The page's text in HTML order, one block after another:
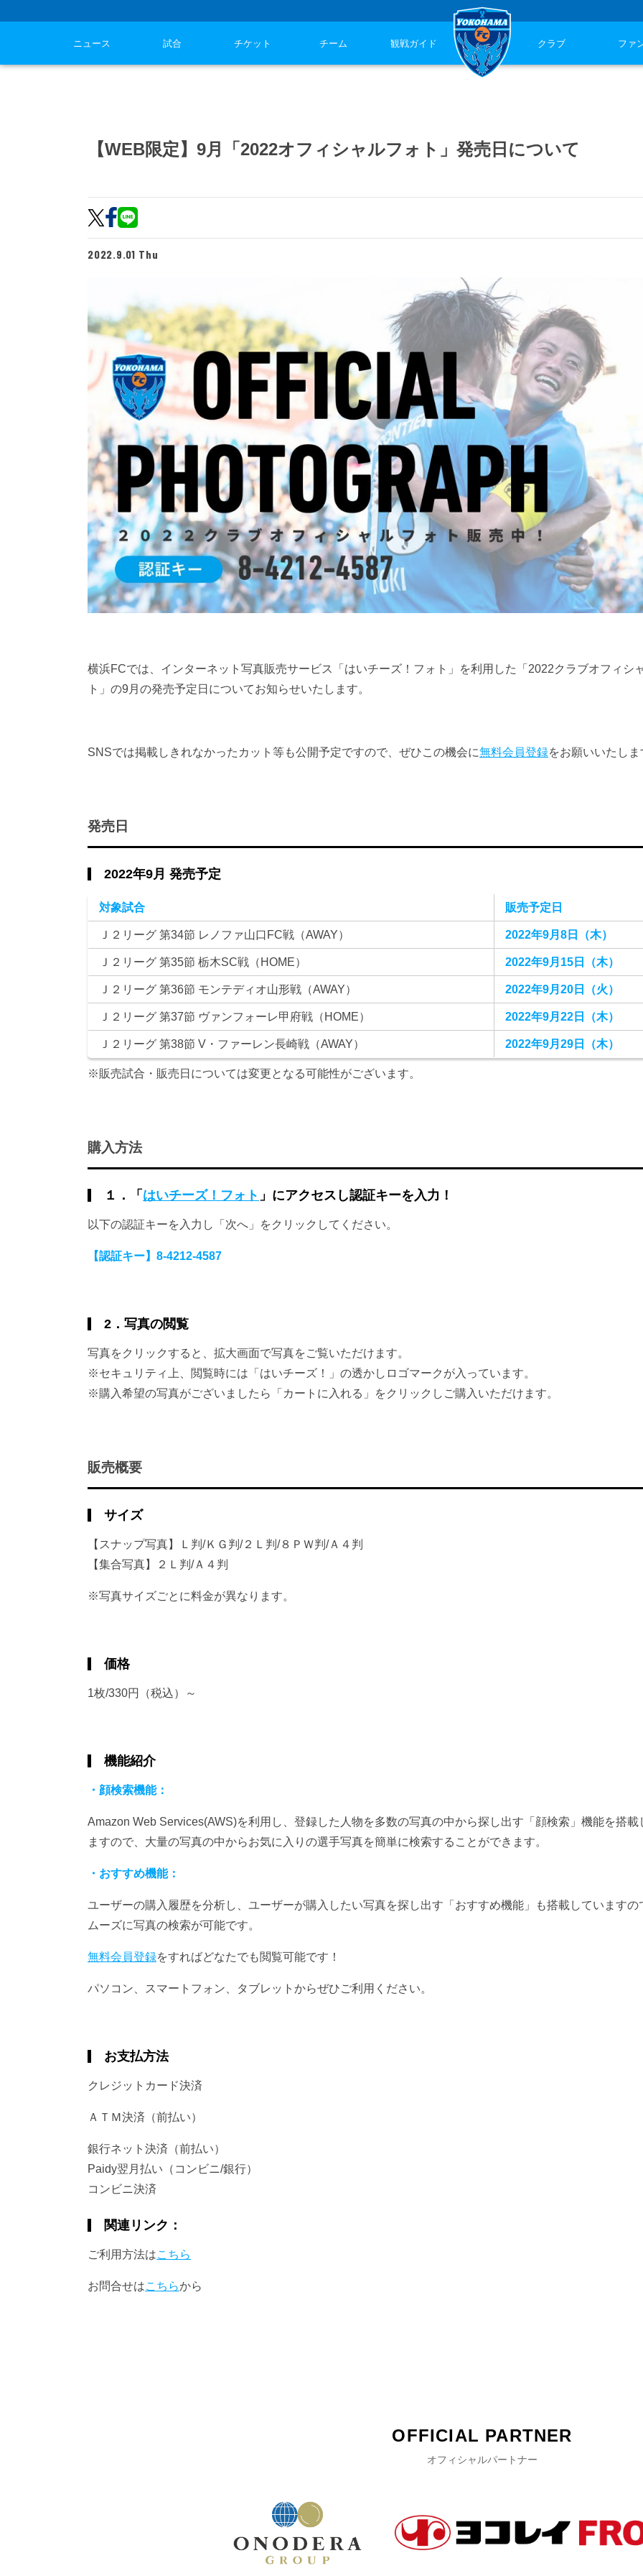
ニュース 試合 チケット チーム 観戦ガイド クラブ ファ
【WEB限定】9月「2022オフィシャルフォト」発売日について
2022.9.01 Thu
横浜FCでは、インターネット写真販売サービス「はいチーズ！フォト」を利用した「2022クラブオフィシ
ト」の9月の発売予定日についてお知らせいたします。
SNSでは掲載しきれなかったカット等も公開予定ですので、ぜひこの機会に無料会員登録をお願いいたしま
発売日
2022年9月 発売予定
対象試合 販売予定日
Ｊ２リーグ 第34節 レノファ山口FC戦（AWAY） 2022年9月8日（木）
Ｊ２リーグ 第35節 栃木SC戦（HOME） 2022年9月15日（木）
Ｊ２リーグ 第36節 モンテディオ山形戦（AWAY） 2022年9月20日（火）
Ｊ２リーグ 第37節 ヴァンフォーレ甲府戦（HOME） 2022年9月22日（木）
Ｊ２リーグ 第38節 V・ファーレン長崎戦（AWAY） 2022年9月29日（木）
※販売試合・販売日については変更となる可能性がございます。
購入方法
１．「 はいチーズ！フォト 」にアクセスし認証キーを入力！
以下の認証キーを入力し「次へ」をクリックしてください。
【認証キー】8-4212-4587
2．写真の閲覧
写真をクリックすると、拡大画面で写真をご覧いただけます。
※セキュリティ上、閲覧時には「はいチーズ！」の透かしロゴマークが入っています。
※購入希望の写真がございましたら「カートに入れる」をクリックしご購入いただけます。
販売概要
サイズ
【スナップ写真】Ｌ判/ＫＧ判/２Ｌ判/８ＰＷ判/Ａ４判
【集合写真】２Ｌ判/Ａ４判
※写真サイズごとに料金が異なります。
価格
1枚/330円（税込）～
機能紹介
・顔検索機能：
Amazon Web Services(AWS)を利用し、登録した人物を多数の写真の中から探し出す「顔検索」機能を搭載
ますので、大量の写真の中からお気に入りの選手写真を簡単に検索することができます。
・おすすめ機能：
ユーザーの購入履歴を分析し、ユーザーが購入したい写真を探し出す「おすすめ機能」も搭載していますの
ムーズに写真の検索が可能です。
無料会員登録をすればどなたでも閲覧可能です！
パソコン、スマートフォン、タブレットからぜひご利用ください。
お支払方法
クレジットカード決済
ＡＴＭ決済（前払い）
銀行ネット決済（前払い）
Paidy翌月払い（コンビニ/銀行）
コンビニ決済
関連リンク：
ご利用方法はこちら
お問合せはこちらから
OFFICIAL PARTNER
オフィシャルパートナー